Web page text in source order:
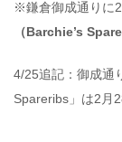
※鎌倉御成通りに
（Barchie’s
4/25追記：御成通
Spareribs」は2月